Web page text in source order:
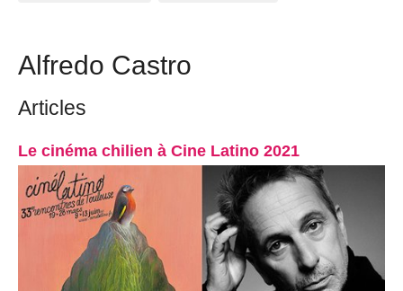
Alfredo Castro
Articles
Le cinéma chilien à Cine Latino 2021